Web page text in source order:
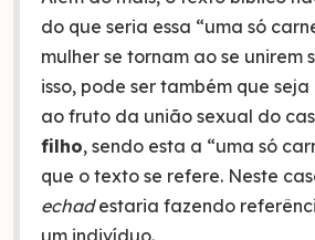
do que seria essa “uma só
mulher se tornam ao se unirem
isso, pode ser também que
ao fruto da união sexual do
filho, sendo esta a “uma só
que o texto se refere. Neste
echadestaria fazendo
um indivíduo.